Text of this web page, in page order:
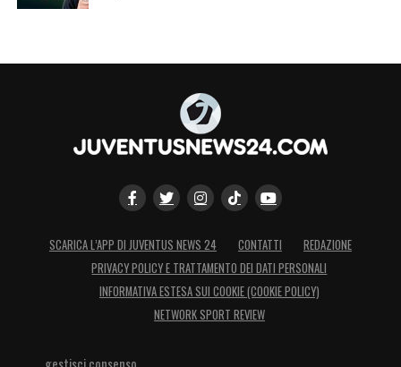
SCARICA L’APP DI JUVENTUS NEWS 24 CONTATTI
REDAZIONE
PRIVACY POLICY E TRATTAMENTO DEI DATI PERSONALI
INFORMATIVA ESTESA SUI COOKIE (COOKIE POLICY)
NETWORK SPORT REVIEW